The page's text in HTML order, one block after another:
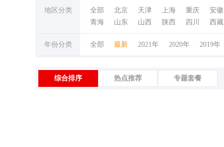
地区分类 全部 北京 天津 上海 重庆 安徽
青海
山东 山西 陕西 四川 西藏
年份分类 全部 最新 2021年 2020年 2019年
综合排序 热点推荐 专题套餐